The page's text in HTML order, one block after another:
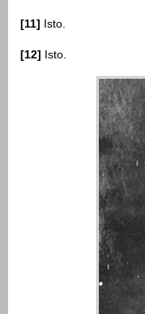
[11] Isto.
[12] Isto.